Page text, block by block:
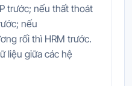
trước; nếu thất thoát
nếu
rối thì HRM trước.
liệu giữa các hệ